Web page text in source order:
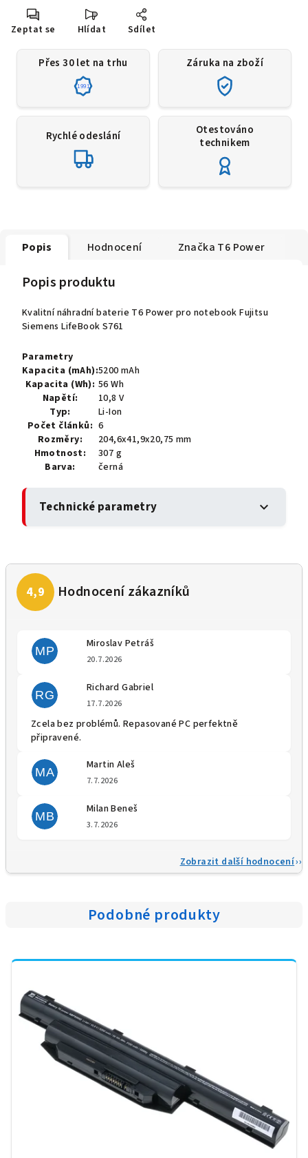
Zeptat se Hlídat Sdílet
Přes 30 let na trhu
1991
Záruka na zboží
Rychlé odeslání
Otestováno
technikem
Popis Hodnocení Značka T6 Power
Popis produktu
Kvalitní náhradní baterie T6 Power pro notebook Fujitsu
Siemens LifeBook S761
Parametry
Kapacita (mAh):5200 mAh
Kapacita (Wh): 56 Wh
Napětí:
10,8 V
Typ:
Li-Ion
Počet článků: 6
Rozměry:
204,6x41,9x20,75 mm
Hmotnost:
307 g
Barva:
černá
Technické parametry expand_more
MP
Miroslav Petráš
20.7.2026
RG
Richard Gabriel
17.7.2026
Zcela bez problémů. Repasované PC perfektně
připravené.
MA
Martin Aleš
7.7.2026
MB
Milan Beneš
3.7.2026
Zobrazit další hodnocení
Podobné produkty